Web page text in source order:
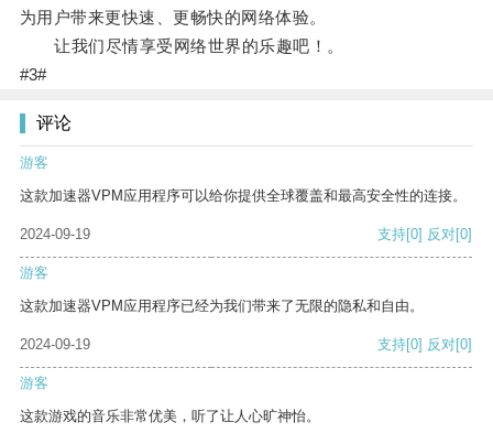
为用户带来更快速、更畅快的网络体验。
让我们尽情享受网络世界的乐趣吧！。
#3#
评论
游客
这款加速器VPM应用程序可以给你提供全球覆盖和最高安全性的连接。
2024-09-19 支持[0] 反对[0]
游客
这款加速器VPM应用程序已经为我们带来了无限的隐私和自由。
2024-09-19 支持[0] 反对[0]
游客
这款游戏的音乐非常优美，听了让人心旷神怡。